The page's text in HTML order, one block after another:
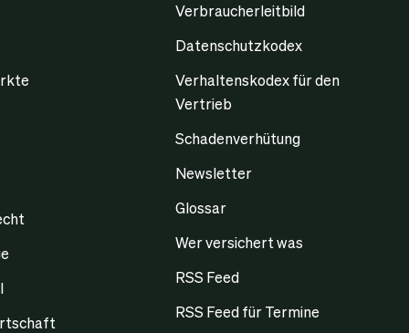
Verbraucherleitbild
Datenschutzkodex
Verhaltenskodex für den
Vertrieb
Schadenverhütung
Newsletter
Glossar
Wer versichert was
RSS Feed
RSS Feed für Termine